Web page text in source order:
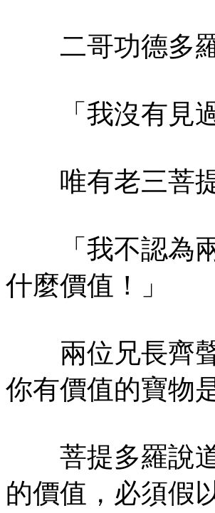
二哥功德多羅
「我沒有見過
唯有老三菩提
「我不認為兩
什麼價值！」
兩位兄長齊聲
你有價值的寶物
菩提多羅說道
的價值，必須假